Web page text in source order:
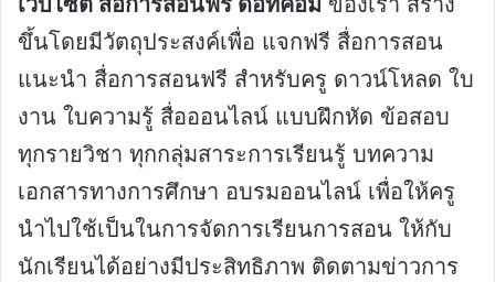
ขึ้นโดยมีวัตถุประสงค์เพื่อ แจกฟรี สื่อการสอน
แนะนำ สื่อการสอนฟรี สำหรับครู ดาวน์โหลด ใบ
งาน ใบความรู้ สื่อออนไลน์ แบบฝึกหัด ข้อสอบ
ทุกรายวิชา ทุกกลุ่มสาระการเรียนรู้ บทความ
เอกสารทางการศึกษา อบรมออนไลน์ เพื่อให้ครู
นำไปใช้เป็นในการจัดการเรียนการสอน ให้กับ
นักเรียนได้อย่างมีประสิทธิภาพ ติดตามข่าวการ